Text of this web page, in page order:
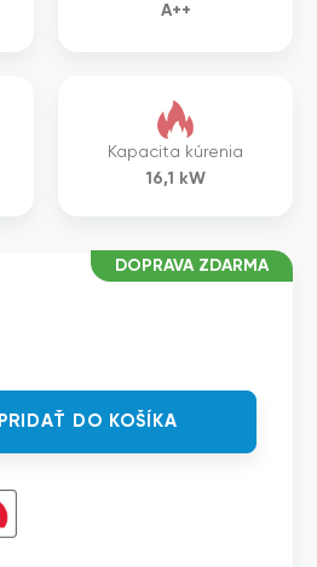
A++
Kapacita kúrenia
16,1
kW
DOPRAVA ZDARMA
PRIDAŤ DO KOŠÍKA